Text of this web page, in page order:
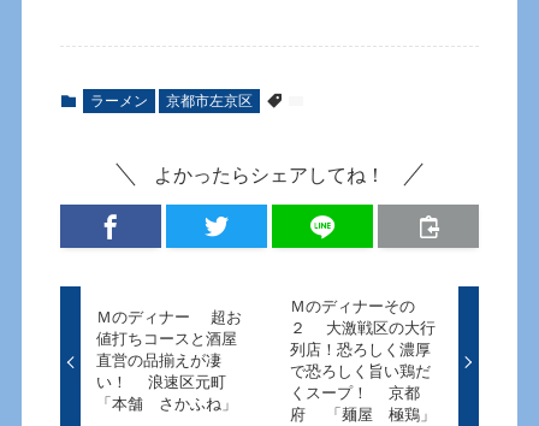
ラーメン 京都市左京区
よかったらシェアしてね！
Ｍのディナー 超お
値打ちコースと酒屋
直営の品揃えが凄
い！ 浪速区元町
「本舗 さかふね」
Ｍのディナーその
２ 大激戦区の大行
列店！恐ろしく濃厚
で恐ろしく旨い鶏だ
くスープ！ 京都
府 「麺屋 極鶏」